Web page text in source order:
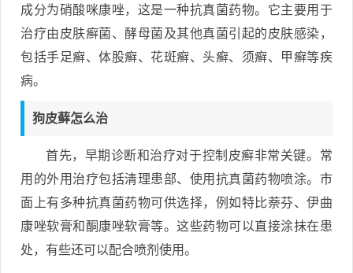
成分为硝酸咪康唑，这是一种抗真菌药物。它主要用于
治疗由皮肤癣菌、酵母菌及其他真菌引起的皮肤感染，
包括手足癣、体股癣、花斑癣、头癣、须癣、甲癣等疾
病。
狗皮藓怎么治
首先，早期诊断和治疗对于控制皮癣非常关键。常
用的外用治疗包括清理患部、使用抗真菌药物喷涂。市
面上有多种抗真菌药物可供选择，例如特比萘芬、伊曲
康唑软膏和酮康唑软膏等。这些药物可以直接涂抹在患
处，有些还可以配合喷剂使用。